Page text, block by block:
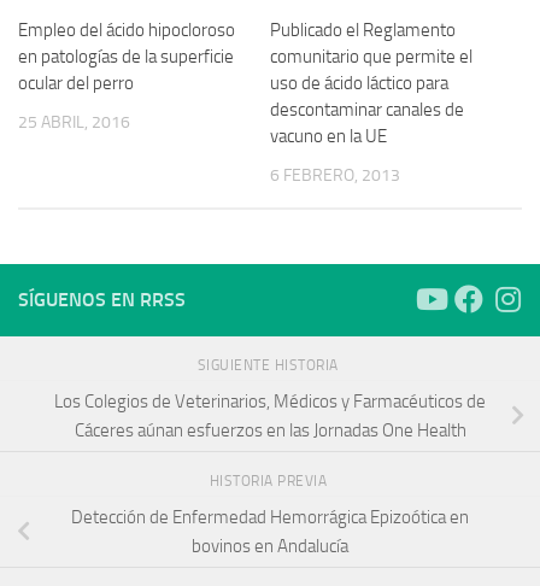
Empleo del ácido hipocloroso
en patologías de la superficie
ocular del perro
25 ABRIL, 2016
Publicado el Reglamento
comunitario que permite el
uso de ácido láctico para
descontaminar canales de
vacuno en la UE
6 FEBRERO, 2013
SÍGUENOS EN RRSS
SIGUIENTE HISTORIA
Los Colegios de Veterinarios, Médicos y Farmacéuticos de
Cáceres aúnan esfuerzos en las Jornadas One Health
HISTORIA PREVIA
Detección de Enfermedad Hemorrágica Epizoótica en
bovinos en Andalucía